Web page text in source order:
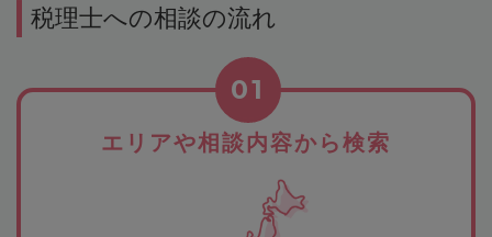
税理士への相談の流れ
エリアや相談内容から検索
01